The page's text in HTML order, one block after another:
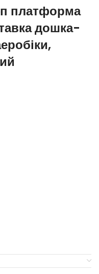
платформа
дошка-